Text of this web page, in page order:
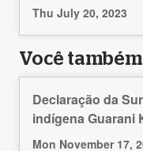
Thu July 20, 2023
Você
Declaração da
indígena Guarani
Mon November 17,